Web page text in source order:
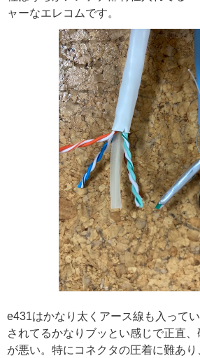
ャーなエレコムです。
e431はかなり太くアース線も入って
されてるかなりブッとい感じで正直
が悪い。特にコネクタの圧着に難あ